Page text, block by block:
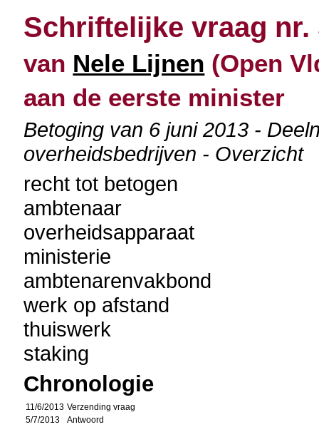
Schriftelijke vraag nr.
van Nele Lijnen (Open
aan de eerste minister
Betoging van 6 juni 2013 -
overheidsbedrijven - Overzicht
recht tot betogen
ambtenaar
overheidsapparaat
ministerie
ambtenarenvakbond
werk op afstand
thuiswerk
staking
Chronologie
11/6/2013 Verzending vraag
5/7/2013
Antwoord